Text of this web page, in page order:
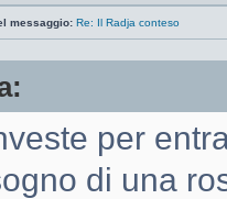
messaggio: Re: Il Radja conteso
per
di una